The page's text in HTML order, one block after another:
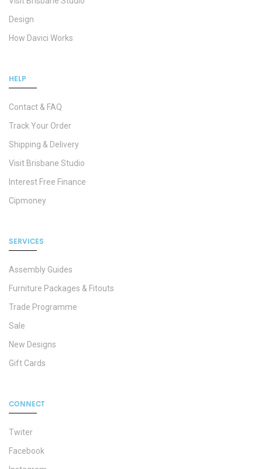
Design
How Davici Works
HELP
Contact & FAQ
Track Your Order
Shipping & Delivery
Visit Brisbane Studio
Interest Free Finance
Cipmoney
SERVICES
Assembly Guides
Furniture Packages & Fitouts
Trade Programme
Sale
New Designs
Gift Cards
CONNECT
Twiter
Facebook